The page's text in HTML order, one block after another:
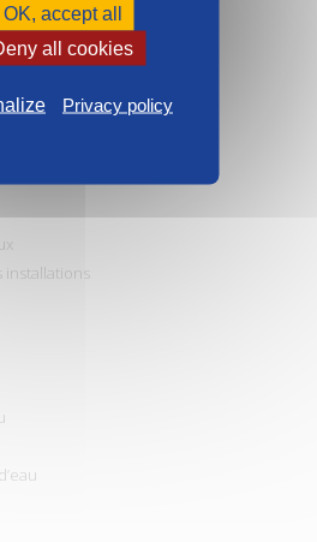
installations
accept all
all cookies
Privacy policy